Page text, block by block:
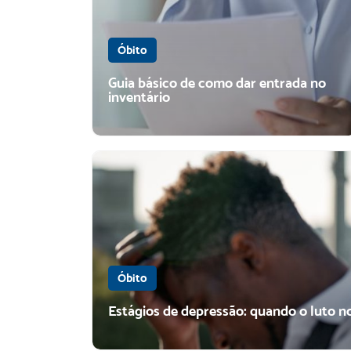
Óbito
Guia básico de como dar entrada no
inventário
Óbito
Estágios de depressão: quando o luto